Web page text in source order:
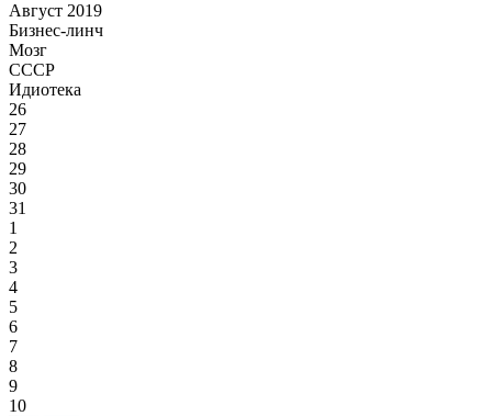
Август 2019
Бизнес-линч
Мозг
СССР
Идиотека
26
27
28
29
30
31
1
2
3
4
5
6
7
8
9
10